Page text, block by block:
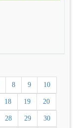
8 9 10
18 19 20
28 29 30